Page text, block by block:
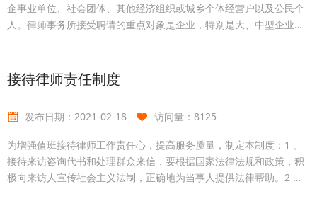
企事业单位、社会团体、其他经济组织或城乡个体经营户以及公民个
人。律师事务所接受聘请的重点对象是企业，特别是大、中型企业。
方式及要求等，并负责提供本单位的具体情况；律师事务所对聘请方
提出的申请，应及时予以答
接待律师责任制度
发布日期： 2021-02-18 访问量： 8125
为增强值班接待律师工作责任心，提高服务质量，制定本制度：1 、
接待来访咨询代书和处理群众来信，要根据国家法律法规和政策，积
极向来访人宣传社会主义法制，正确地为当事人提供法律帮助。2 、